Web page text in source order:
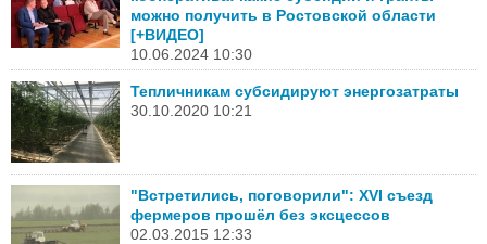
можно получить в Ростовской области
[+ВИДЕО]
10.06.2024 10:30
Тепличникам субсидируют энергозатраты
30.10.2020 10:21
"Встретились, поговорили": XVI съезд
фермеров прошёл без эксцессов
02.03.2015 12:33